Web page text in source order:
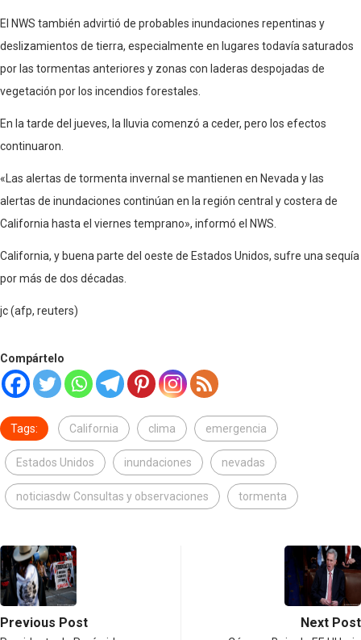
El NWS también advirtió de probables inundaciones repentinas y
deslizamientos de tierra, especialmente en lugares todavía saturados
por las tormentas anteriores y zonas con laderas despojadas de
vegetación por los incendios forestales.
En la tarde del jueves, la lluvia comenzó a ceder, pero los efectos
continuaron.
«Las alertas de tormenta invernal se mantienen en Nevada y las
alertas de inundaciones continúan en la región central y costera de
California hasta el viernes temprano», informó el NWS.
California, y buena parte del oeste de Estados Unidos, sufre una sequía
por más de dos décadas.
jc (afp, reuters)
Compártelo
Tags: California clima emergencia
Estados Unidos inundaciones nevadas
noticiasdw Consultas y observaciones tormenta
Previous Post Next Post